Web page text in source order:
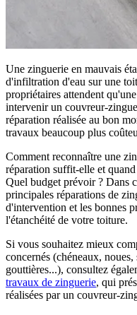
Une zinguerie en mauvais
d'infiltration d'eau sur une
propriétaires attendent
intervenir un couvreur-
réparation réalisée au bon
travaux beaucoup plus
Comment reconnaître une
réparation suffit-elle et
Quel budget prévoir ? Dans
principales réparations de
d'intervention et les bonnes
l'étanchéité de votre toiture.
Si vous souhaitez mieux
concernés (chéneaux,
gouttières...), consultez
travaux de zinguerie, qui
réalisées par un couvreur-